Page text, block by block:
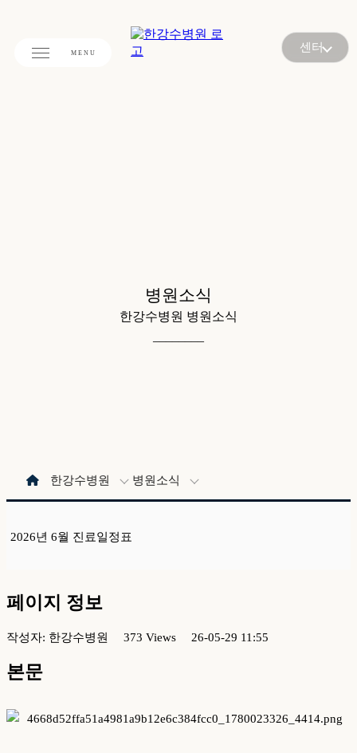
센터
병원소식
한강수병원 병원소식
한강수병원 병원소식
2026년 6월 진료일정표
페이지 정보
작성자: 한강수병원 373 Views 26-05-29 11:55
본문